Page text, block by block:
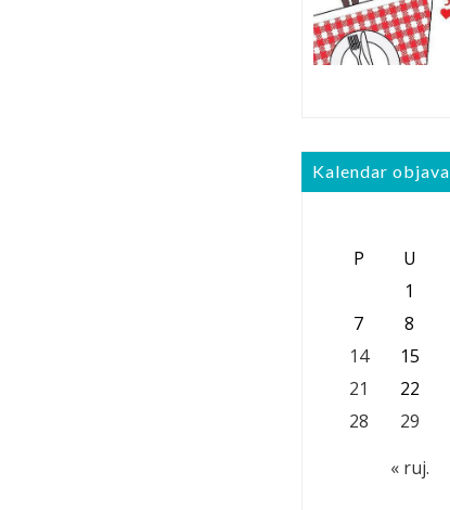
Kalendar objava
P
U
« ruj.
1
7
8
14
15
21
22
28
29